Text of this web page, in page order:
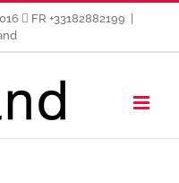
FR +33182882199